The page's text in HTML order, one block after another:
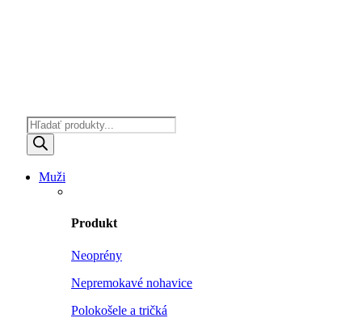
Products
search
Muži
Produkt
Neoprény
Nepremokavé nohavice
Polokošele a tričká